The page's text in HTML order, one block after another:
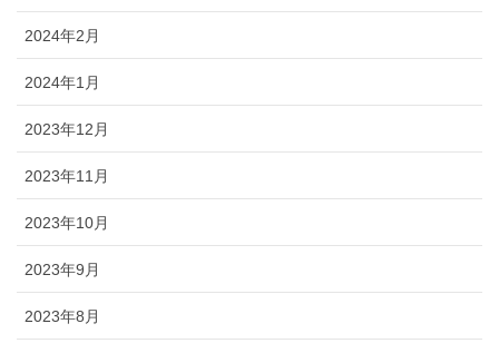
2024年2月
2024年1月
2023年12月
2023年11月
2023年10月
2023年9月
2023年8月